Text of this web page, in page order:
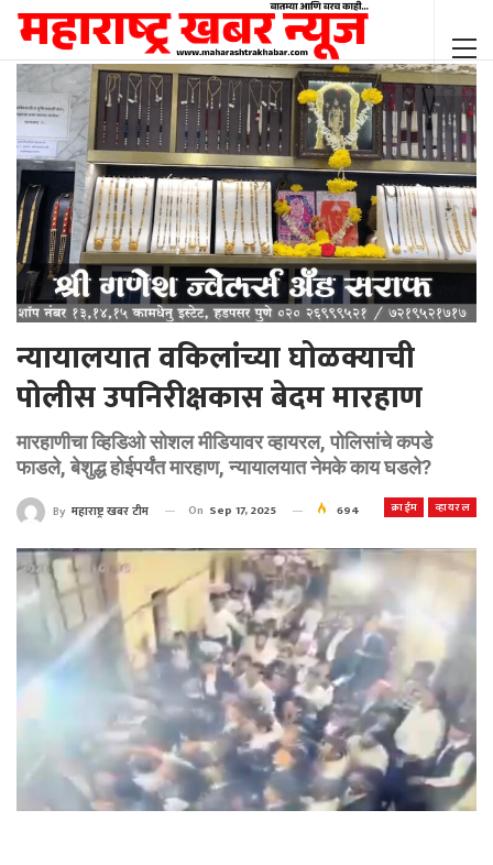
न्यायालयात वकिलांच्या घोळक्याची
पोलीस उपनिरीक्षकास बेदम मारहाण
मारहाणीचा व्हिडिओ सोशल मीडियावर व्हायरल, पोलिसांचे कपडे
फाडले, बेशुद्ध होईपर्यंत मारहाण, न्यायालयात नेमके काय घडले?
क्राईम व्हायरल
By महाराष्ट्र खबर टीम On Sep 17, 2025 694